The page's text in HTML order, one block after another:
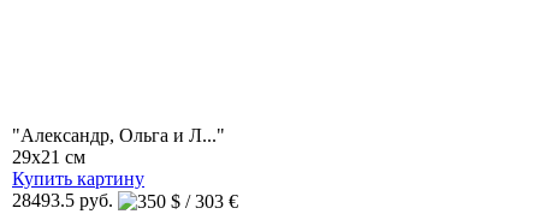
"Александр, Ольга и Л..."
29x21 см
Купить картину
28493.5 руб.